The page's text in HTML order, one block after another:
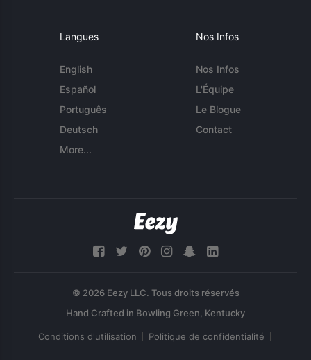
Langues
English
Español
Português
Deutsch
More...
Nos Infos
Nos Infos
L'Équipe
Le Blogue
Contact
© 2026 Eezy LLC. Tous droits réservés
Conditions d'utilisation Politique de confidentialité